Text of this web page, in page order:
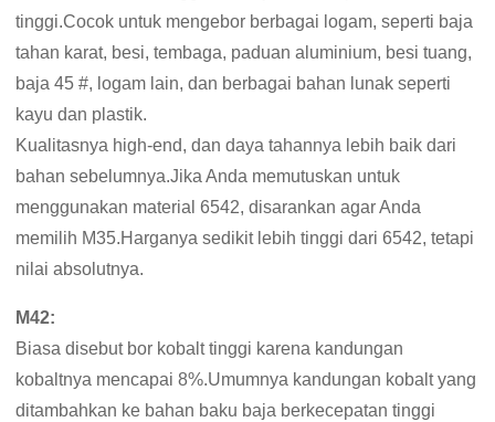
tinggi.Cocok untuk mengebor berbagai logam, seperti baja
tahan karat, besi, tembaga, paduan aluminium, besi tuang,
baja 45 #, logam lain, dan berbagai bahan lunak seperti
kayu dan plastik.
Kualitasnya high-end, dan daya tahannya lebih baik dari
bahan sebelumnya.Jika Anda memutuskan untuk
menggunakan material 6542, disarankan agar Anda
memilih M35.Harganya sedikit lebih tinggi dari 6542, tetapi
nilai absolutnya.
M42:
Biasa disebut bor kobalt tinggi karena kandungan
kobaltnya mencapai 8%.Umumnya kandungan kobalt yang
ditambahkan ke bahan baku baja berkecepatan tinggi